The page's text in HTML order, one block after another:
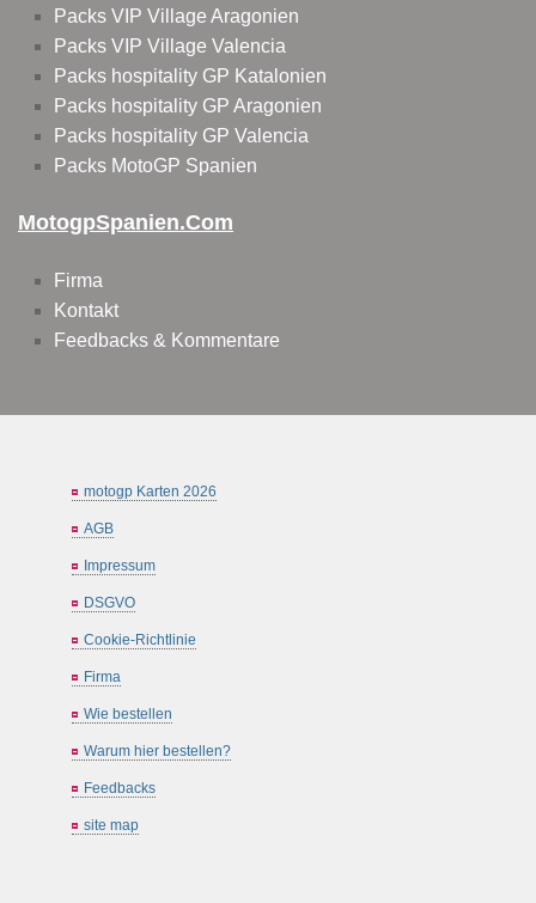
Packs VIP Village Aragonien
Packs VIP Village Valencia
Packs hospitality GP Katalonien
Packs hospitality GP Aragonien
Packs hospitality GP Valencia
Packs MotoGP Spanien
MotogpSpanien.com
Firma
Kontakt
Feedbacks & Kommentare
motogp Karten 2026
AGB
Impressum
DSGVO
Cookie-Richtlinie
Firma
Wie bestellen
Warum hier bestellen?
Feedbacks
site map